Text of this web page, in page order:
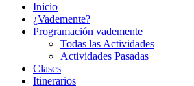
Inicio
¿Vademente?
Programación vademente
Todas las Actividades
Actividades Pasadas
Clases
Itinerarios